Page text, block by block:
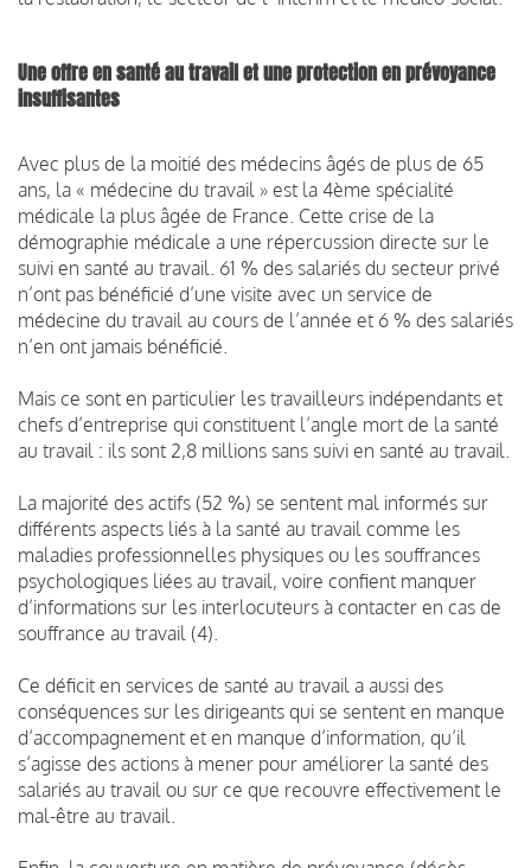
Une offre en santé au travail et une protection en prévoyance
insuffisantes
Avec plus de la moitié des médecins âgés de plus de 65
ans, la « médecine du travail » est la 4ème spécialité
médicale la plus âgée de France. Cette crise de la
démographie médicale a une répercussion directe sur le
suivi en santé au travail. 61 % des salariés du secteur privé
n’ont pas bénéficié d’une visite avec un service de
médecine du travail au cours de l’année et 6 % des salariés
n’en ont jamais bénéficié.
Mais ce sont en particulier les travailleurs indépendants et
chefs d’entreprise qui constituent l’angle mort de la santé
au travail : ils sont 2,8 millions sans suivi en santé au travail.
La majorité des actifs (52 %) se sentent mal informés sur
différents aspects liés à la santé au travail comme les
maladies professionnelles physiques ou les souffrances
psychologiques liées au travail, voire confient manquer
d’informations sur les interlocuteurs à contacter en cas de
souffrance au travail (4).
Ce déficit en services de santé au travail a aussi des
conséquences sur les dirigeants qui se sentent en manque
d’accompagnement et en manque d’information, qu’il
s’agisse des actions à mener pour améliorer la santé des
salariés au travail ou sur ce que recouvre effectivement le
mal-être au travail.